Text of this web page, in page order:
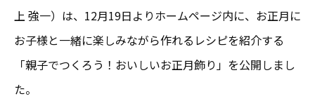
上 強一）は、12月19日よりホームページ内に、お正月に
お子様と一緒に楽しみながら作れるレシピを紹介する
「親子でつくろう！おいしいお正月飾り」を公開しまし
た。